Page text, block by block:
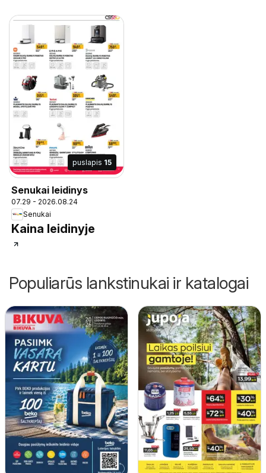
puslapis 15
Senukai leidinys
07.29 - 2026.08.24
Senukai
Kaina leidinyje
Populiarūs lankstinukai ir katalogai